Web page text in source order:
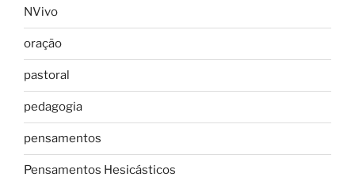
NVivo
oração
pastoral
pedagogia
pensamentos
Pensamentos Hesicásticos